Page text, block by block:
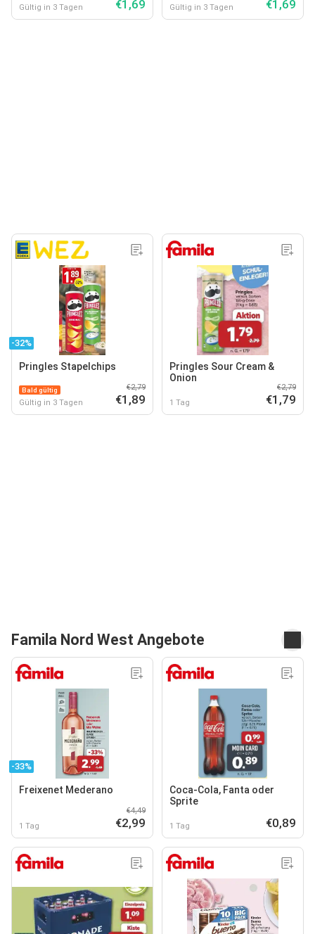
Gültig in 3 Tagen €1,69 Gültig in 3 Tagen €1,69
-32%
Pringles Stapelchips
Bald gültig
Gültig in 3 Tagen
€2,79
€1,89
Pringles Sour Cream &
Onion
1 Tag
€2,79
€1,79
Famila Nord West Angebote
-33%
Freixenet Mederano
1 Tag
€4,49
€2,99
Coca-Cola, Fanta oder
Sprite
1 Tag €0,89